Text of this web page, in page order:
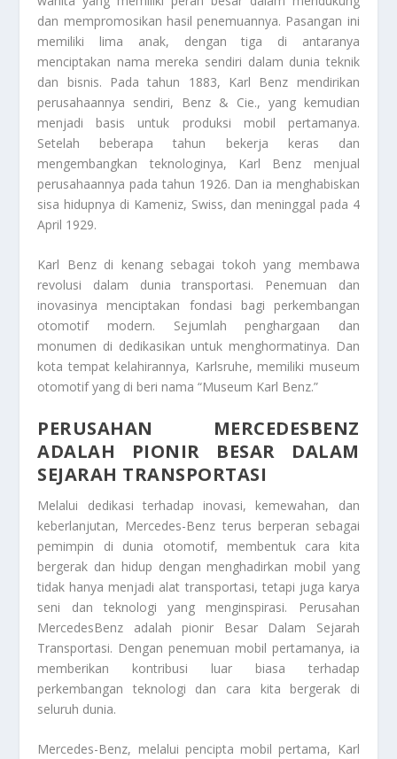
dan mempromosikan hasil penemuannya. Pasangan ini
memiliki lima anak, dengan tiga di antaranya
menciptakan nama mereka sendiri dalam dunia teknik
dan bisnis. Pada tahun 1883, Karl Benz mendirikan
perusahaannya sendiri, Benz & Cie., yang kemudian
menjadi basis untuk produksi mobil pertamanya.
Setelah beberapa tahun bekerja keras dan
mengembangkan teknologinya, Karl Benz menjual
perusahaannya pada tahun 1926. Dan ia menghabiskan
sisa hidupnya di Kameniz, Swiss, dan meninggal pada 4
April 1929.
Karl Benz di kenang sebagai tokoh yang membawa
revolusi dalam dunia transportasi. Penemuan dan
inovasinya menciptakan fondasi bagi perkembangan
otomotif modern. Sejumlah penghargaan dan
monumen di dedikasikan untuk menghormatinya. Dan
kota tempat kelahirannya, Karlsruhe, memiliki museum
otomotif yang di beri nama “Museum Karl Benz.”
PERUSAHAN MERCEDESBENZ
ADALAH PIONIR BESAR DALAM
SEJARAH TRANSPORTASI
Melalui dedikasi terhadap inovasi, kemewahan, dan
keberlanjutan, Mercedes-Benz terus berperan sebagai
pemimpin di dunia otomotif, membentuk cara kita
bergerak dan hidup dengan menghadirkan mobil yang
tidak hanya menjadi alat transportasi, tetapi juga karya
seni dan teknologi yang menginspirasi.
Perusahan
MercedesBenz adalah pionir Besar Dalam Sejarah
Transportasi. Dengan penemuan mobil pertamanya, ia
memberikan kontribusi luar biasa terhadap
perkembangan teknologi dan cara kita bergerak di
seluruh dunia.
Mercedes-Benz, melalui pencipta mobil pertama, Karl